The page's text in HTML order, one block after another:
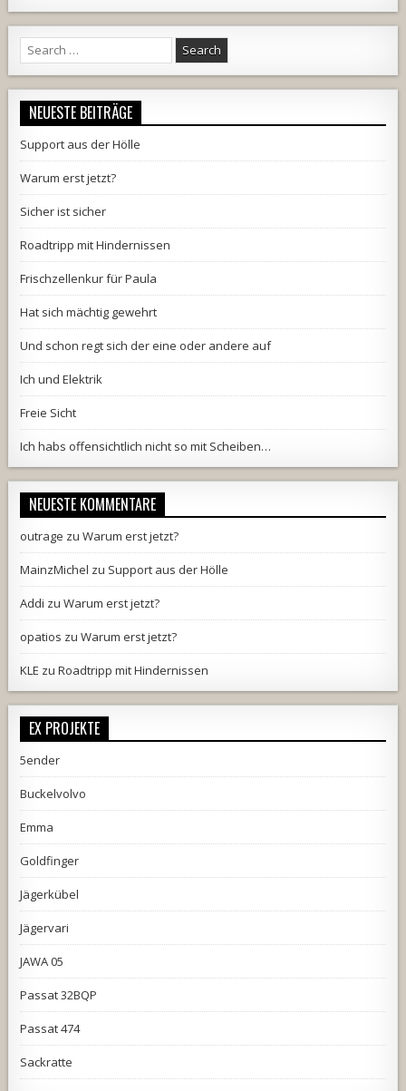
Search
for:
NEUESTE BEITRÄGE
Support aus der Hölle
Warum erst jetzt?
Sicher ist sicher
Roadtripp mit Hindernissen
Frischzellenkur für Paula
Hat sich mächtig gewehrt
Und schon regt sich der eine oder andere auf
Ich und Elektrik
Freie Sicht
Ich habs offensichtlich nicht so mit Scheiben…
NEUESTE KOMMENTARE
outrage zuWarum erst jetzt?
MainzMichel zu Support aus der Hölle
Addi zuWarum erst jetzt?
opatios zuWarum erst jetzt?
KLE zuRoadtripp mit Hindernissen
EX PROJEKTE
5ender
Buckelvolvo
Emma
Goldfinger
Jägerkübel
Jägervari
JAWA 05
Passat 32BQP
Passat 474
Sackratte